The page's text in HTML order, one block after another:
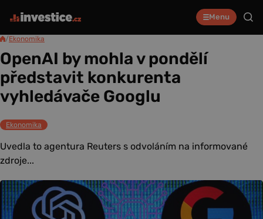
Menu
/Ekonomika
OpenAI by mohla v pondělí
představit konkurenta
vyhledávače Googlu
Ekonomika
Uvedla to agentura Reuters s odvoláním na informované
zdroje...